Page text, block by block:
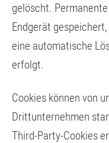
gelöscht.
Endgerät
eine automatische
erfolgt.
Cookies können von
Drittunternehmen
Third-Party-Cookies